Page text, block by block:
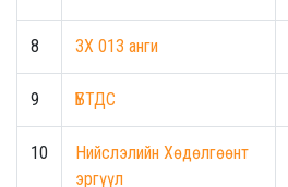
8 ЗХ 013 анги
9 ҮБТДС
10
Нийслэлийн Хөдөлгөөнт
эргүүл